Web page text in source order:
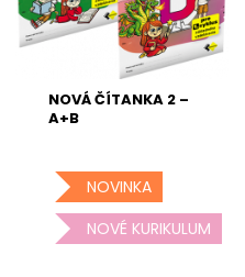
NOVÁ ČÍTANKA 2 –
A+B
NOVINKA
NOVÉ KURIKULUM